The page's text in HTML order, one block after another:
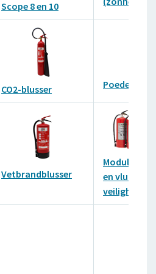
Scope 8 en 10
CO2-blusser
Vetbrandblusser
Module
en vlucht-
veiligheid